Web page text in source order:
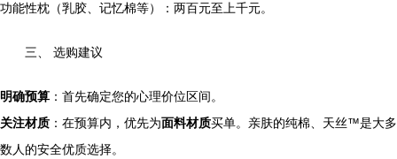
功能性枕（乳胶、记忆棉等）：两百元至上千元。
三、 选购建议
明确预算 ：首先确定您的心理价位区间。
关注材质 ：在预算内，优先为面料材质买单。亲肤的纯棉、天丝™是大多
数人的安全优质选择。